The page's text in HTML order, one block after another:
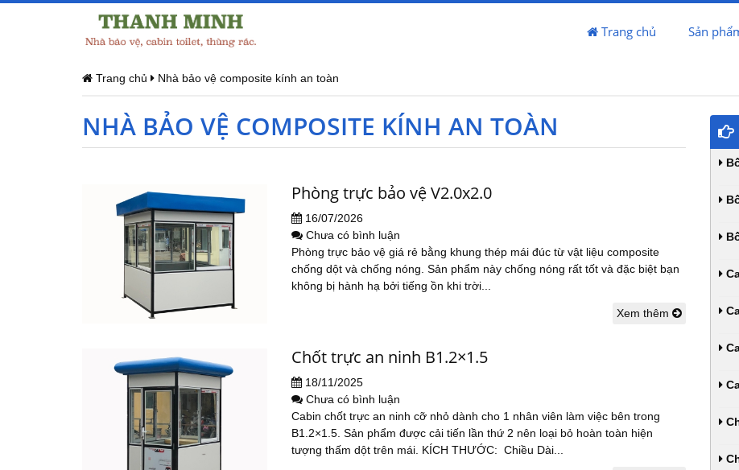
Trang chủ Sản
Trang chủ Nhà bảo vệ composite kính an toàn
NHÀ BẢO VỆ COMPOSITE KÍNH AN TOÀN
Phòng trực bảo vệ V2.0x2.0
16/07/2026
Chưa có bình luận
Phòng trực bảo vệ giá rẻ bằng khung thép mái đúc từ vật liệu composite
chống dột và chống nóng. Sản phẩm này chống nóng rất tốt và đặc biệt bạn
không bị hành hạ bởi tiếng ồn khi trời...
Xem thêm
Chốt trực an ninh B1.2×1.5
18/11/2025
Chưa có bình luận
Cabin chốt trực an ninh cỡ nhỏ dành cho 1 nhân viên làm việc bên trong
B1.2×1.5. Sản phẩm được cải tiến lần thứ 2 nên loại bỏ hoàn toàn hiện
tượng thấm dột trên mái. KÍCH THƯỚC: Chiều Dài...